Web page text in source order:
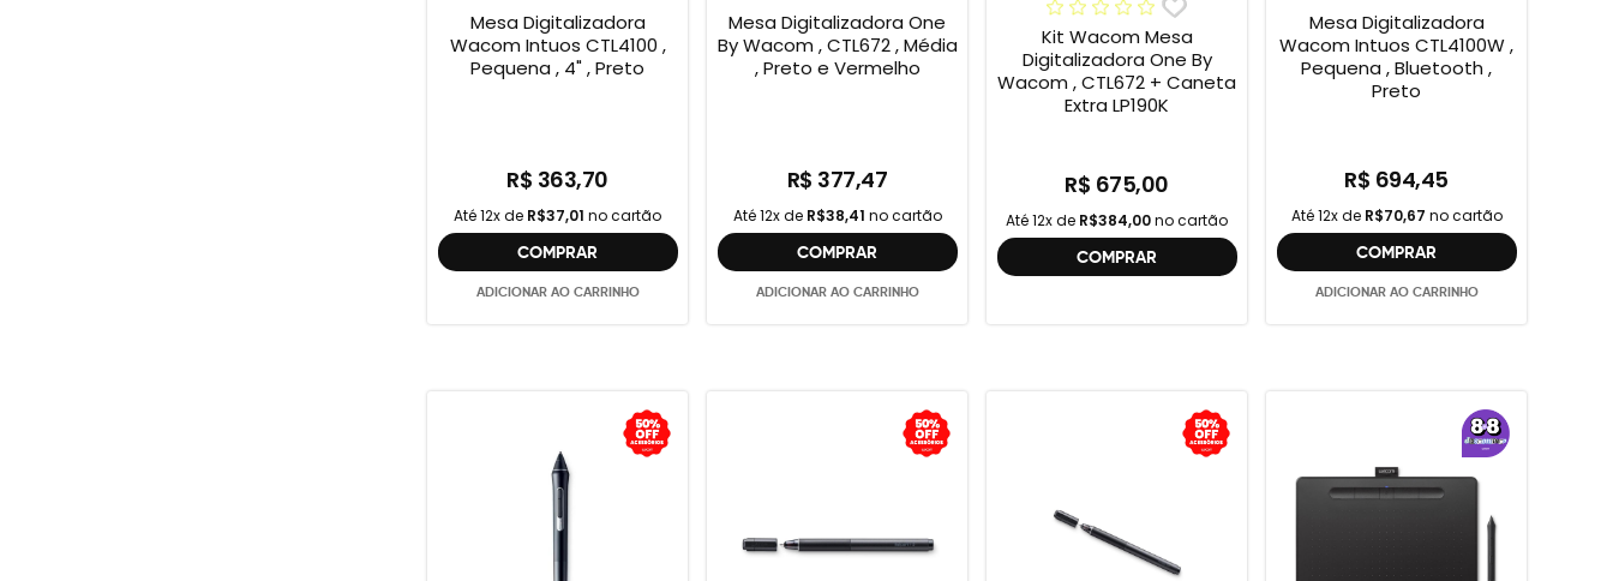
Mesa Digitalizadora
Wacom Intuos CTL4100 ,
Pequena , 4" , Preto
R$ 363,70
Até 12x de R$37,01 no cartão
COMPRAR
ADICIONAR AO CARRINHO
Mesa Digitalizadora One
By Wacom , CTL672 , Média
, Preto e Vermelho
R$ 377,47
Até 12x de R$38,41 no cartão
COMPRAR
ADICIONAR AO CARRINHO
Kit Wacom Mesa
Digitalizadora One By
Wacom , CTL672 + Caneta
Extra LP190K
R$ 675,00
Até 12x de R$384,00no cartão
COMPRAR
Mesa Digitalizadora
Wacom Intuos CTL4100W ,
Pequena , Bluetooth ,
Preto
R$ 694,45
Até 12x de R$70,67 no cartão
COMPRAR
ADICIONAR AO CARRINHO